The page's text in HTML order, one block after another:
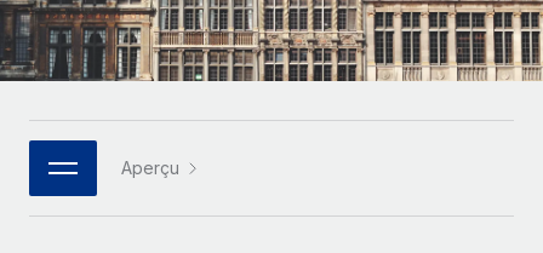
Plateforme
Des fonctions RH clés intégrées pour votre équipe
Connectez n'importe quel outil d’IA à Remote grâce à
notre MCP
Entreprises intermédiaires
Développez vos équipes avec des solutions RH sur
mesure
Entreprise
Les RH à l’international pour les grandes entreprises
Études de cas
Checklists et modèles
Descriptions de postes
Italiano
Português (Portugal)
日本語
한국어
Aperçu